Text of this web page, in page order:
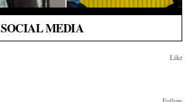
SOCIAL MEDIA
Like